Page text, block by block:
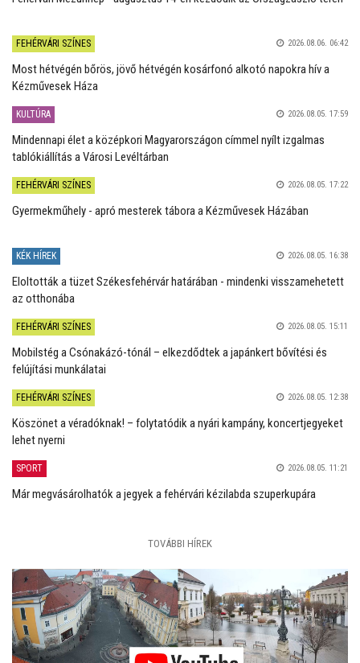
FEHÉRVÁRI SZÍNES 2026.08.06. 06:42
Most hétvégén bőrös, jövő hétvégén kosárfonó alkotó napokra hív a
Kézművesek Háza
KULTÚRA 2026.08.05. 17:59
Mindennapi élet a középkori Magyarországon címmel nyílt izgalmas
tablókiállítás a Városi Levéltárban
FEHÉRVÁRI SZÍNES 2026.08.05. 17:22
Gyermekműhely - apró mesterek tábora a Kézművesek Házában
KÉK HÍREK 2026.08.05. 16:38
Eloltották a tüzet Székesfehérvár határában - mindenki visszamehetett
az otthonába
FEHÉRVÁRI SZÍNES 2026.08.05. 15:11
Mobilstég a Csónakázó-tónál – elkezdődtek a japánkert bővítési és
felújítási munkálatai
FEHÉRVÁRI SZÍNES 2026.08.05. 12:38
Köszönet a véradóknak! – folytatódik a nyári kampány, koncertjegyeket
lehet nyerni
SPORT 2026.08.05. 11:21
Már megvásárolhatók a jegyek a fehérvári kézilabda szuperkupára
TOVÁBBI HÍREK